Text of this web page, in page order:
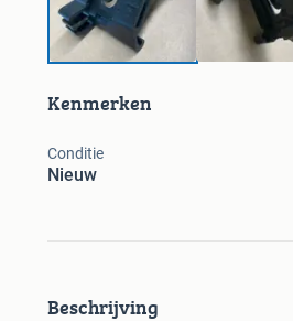
Kenmerken
Conditie
Nieuw
Beschrijving